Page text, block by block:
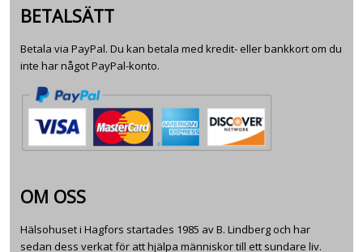
BETALSÄTT
Betala via PayPal. Du kan betala med kredit- eller bankkort om du
inte har något PayPal-konto.
OM OSS
Hälsohuset i Hagfors startades 1985 av B. Lindberg och har
sedan dess verkat för att hjälpa människor till ett sundare liv.